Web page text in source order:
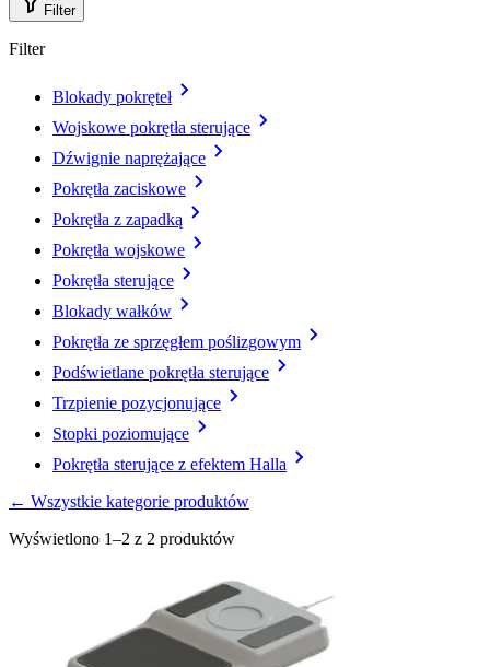
Filter
Filter
Blokady pokręteł
Wojskowe pokrętła sterujące
Dźwignie naprężające
Pokrętła zaciskowe
Pokrętła z zapadką
Pokrętła wojskowe
Pokrętła sterujące
Blokady wałków
Pokrętła ze sprzęgłem poślizgowym
Podświetlane pokrętła sterujące
Trzpienie pozycjonujące
Stopki poziomujące
Pokrętła sterujące z efektem Halla
← Wszystkie kategorie produktów
Wyświetlono 1–2 z 2 produktów